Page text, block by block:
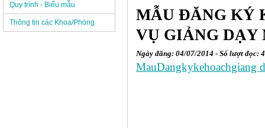
MẪU ĐĂNG KÝ
VỤ GIẢNG DẠY
Ngày đăng: 04/07/2014 - Số lượt đọc:
MauDangkykehoachgiang
Quy trình - Biểu mẫu
Thông tin các Khoa/Phòng